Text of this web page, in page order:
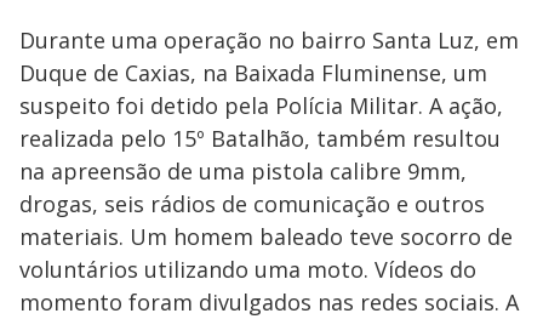
Durante uma operação no bairro Santa Luz, em
Duque de Caxias, na Baixada Fluminense, um
suspeito foi detido pela Polícia Militar. A ação,
realizada pelo 15º Batalhão, também resultou
na apreensão de uma pistola calibre 9mm,
drogas, seis rádios de comunicação e outros
materiais. Um homem baleado teve socorro de
voluntários utilizando uma moto. Vídeos do
momento foram divulgados nas redes sociais. A